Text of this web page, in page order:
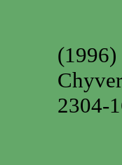
(1996)
2304-